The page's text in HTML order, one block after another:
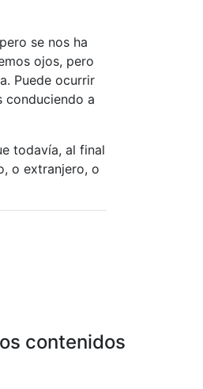
se nos ha
ojos, pero
Puede ocurrir
conduciendo a
todavía, al final
o extranjero, o
contenidos